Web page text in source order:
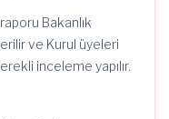
Bakanlık
ve Kurul üyeleri
inceleme yapılır.